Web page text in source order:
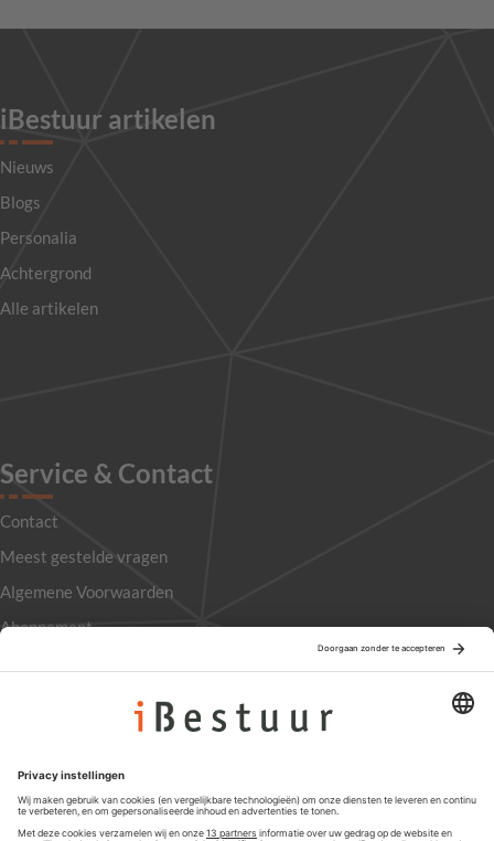
iBestuur artikelen
Nieuws
Blogs
Personalia
Achtergrond
Alle artikelen
Service & Contact
Contact
Meest gestelde vragen
Algemene Voorwaarden
Abonnement
Privacyinstellingen